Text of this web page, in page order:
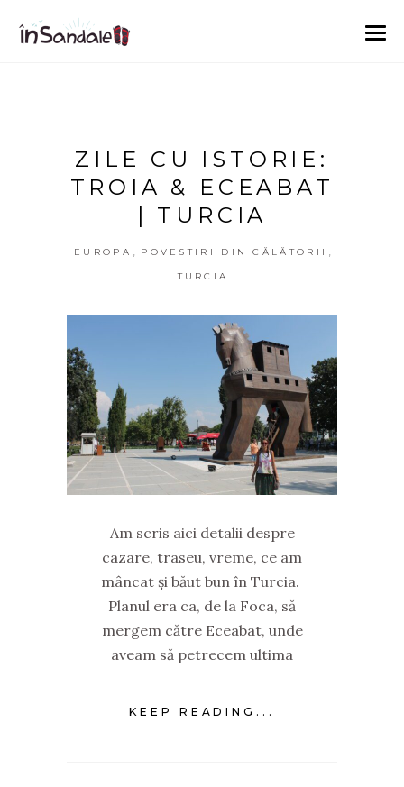
ZILE CU ISTORIE:
TROIA & ECEABAT
| TURCIA
EUROPA POVESTIRI DIN CĂLĂTORII
TURCIA
Am scris aici detalii despre
cazare, traseu, vreme, ce am
mâncat și băut bun în Turcia.
Planul era ca, de la Foca, să
mergem către Eceabat, unde
aveam să petrecem ultima
KEEP READING...